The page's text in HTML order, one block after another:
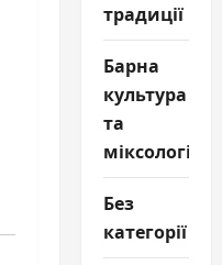
традиції
Барна
культура
та
міксологія
Без
категорії